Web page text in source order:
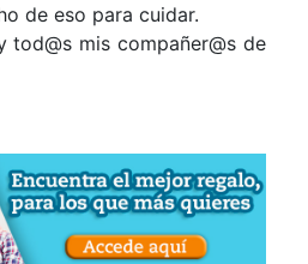
de eso para cuidar.
tod@s mis compañer@s de